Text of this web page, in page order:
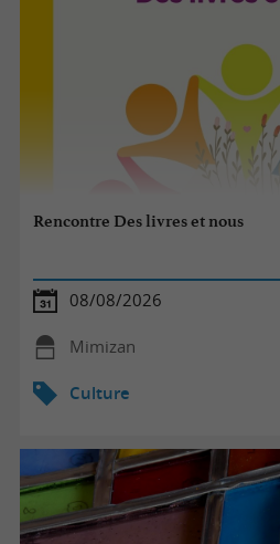
Rencontre Des livres et nous
08/08/2026
Mimizan
Culture